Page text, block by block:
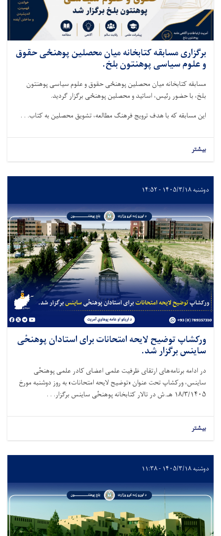
برگزاری مسابقه کتابخانه میان محصلین پوهنځی حقوق
و علوم سیاسی پوهنتون بلخ.
مسابقه کتابخانه میان محصلین پوهنځی حقوق و علوم سیاسی پوهنتون
بلخ، با حضور رئیس، اساتید و محصلین پوهنځی برگزار گردید.
این مسابقه ‌که با هدف ترویج فرهنگ مطالعه، تشویق محصلین به کتاب. . .
بیشتر
دوشنبه ۱۴۰۵/۳/۱۸ - ۱۴:۵۲
ورکشاپ توضیح لایحه امتحانات برای استادان پوهنحٔی
ساینس برگزار شد.
در ادامه برنامه‌های ارتقای ظرفیت علمی اعضای کادر علمی پوهنحٔی
ساینس، ورکشاپ تحت عنوان «توضیح لایحه امتحانات» به روز دوشنبه مورخ
۱۸/۳/۱۴۰۵ هـ.ش در تالار کتابخانه پوهنحٔی ساینس برگزار. . .
بیشتر
دوشنبه ۱۴۰۵/۳/۱۸ - ۱۱:۳۸